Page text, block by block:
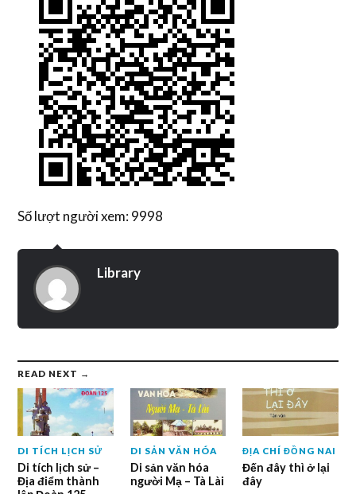
Số lượt người xem: 9998
Library
READ NEXT →
DI TÍCH LỊCH SỬ
Di tích lịch sử –
Địa điểm thành
DI SẢN VĂN HÓA
Di sản văn hóa
người Mạ – Tà Lài
ĐỊA CHÍ ĐỒNG NAI
Đến đây thì ở lại
đây